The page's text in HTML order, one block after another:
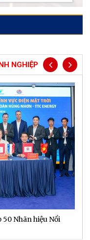
NGHIỆP
Nhãn hiệu Nổi